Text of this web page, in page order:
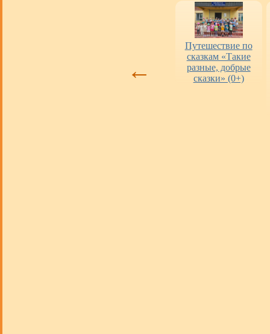
←
Путешествие по
сказкам «Такие
разные, добрые
сказки» (0+)